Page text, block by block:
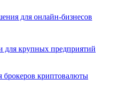
для онлайн-бизнесов
для крупных предприятий
брокеров криптовалюты